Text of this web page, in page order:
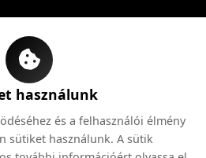
használunk
és a felhasználói élmény
sütiket használunk. A sütik